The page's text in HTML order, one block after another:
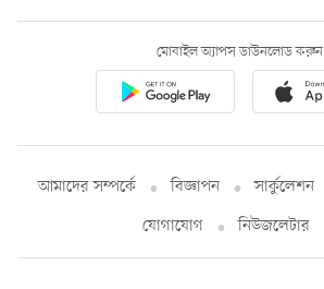
মোবাইল অ্যাপস ডাউনলোড করুন
আমাদের সম্পর্কে বিজ্ঞাপন সার্কুলেশন
যোগাযোগ
নিউজলেটার